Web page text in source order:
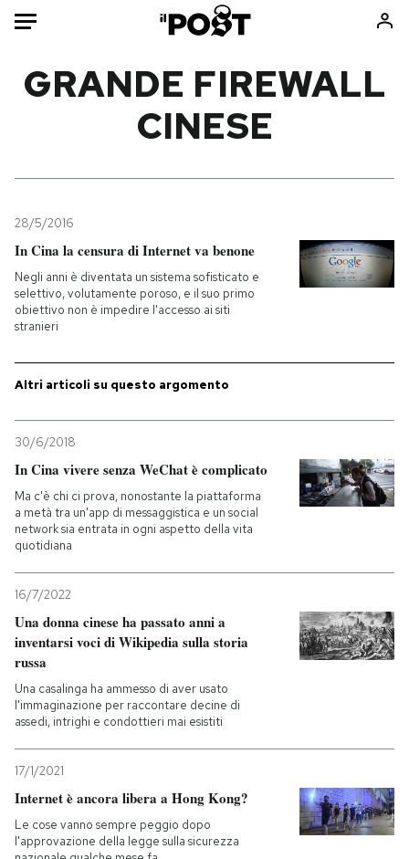
Mondo
Tecnologia
Internet
Scienza
Cultura
Sport
Libri
Ok Boomer!
Media
Mondiali calcio 2026
PODCAST
NEWSLETTER
SHOP
CALENDARIO
AREA PERSONALE
GRANDE FIREWALL
CINESE
28/5/2016
In Cina la censura di Internet va benone
Negli anni è diventata un sistema sofisticato e
selettivo, volutamente poroso, e il suo primo
obiettivo non è impedire l'accesso ai siti
stranieri
Altri articoli su questo argomento
30/6/2018
In Cina vivere senza WeChat è complicato
Ma c'è chi ci prova, nonostante la piattaforma
a metà tra un'app di messaggistica e un social
network sia entrata in ogni aspetto della vita
quotidiana
16/7/2022
Una donna cinese ha passato anni a
inventarsi voci di Wikipedia sulla storia
russa
Una casalinga ha ammesso di aver usato
l'immaginazione per raccontare decine di
assedi, intrighi e condottieri mai esistiti
17/1/2021
Internet è ancora libera a Hong Kong?
Le cose vanno sempre peggio dopo
l'approvazione della legge sulla sicurezza